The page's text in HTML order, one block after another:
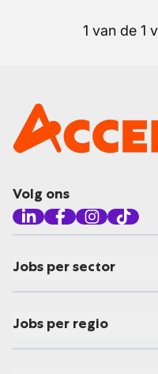
1 van de 1
Volg ons
Jobs per sector
Jobs per regio